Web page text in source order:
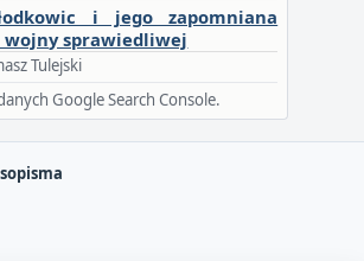
i jego zapomniana
wojny sprawiedliwej
Tulejski
Google Search Console.